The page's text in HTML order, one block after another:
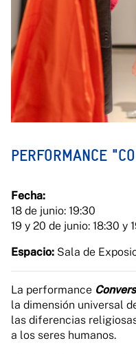
PERFORMANCE
Fecha:
18 de junio: 19:30
19 y 20 de junio: 18:30 y
Espacio: Sala de
La performance
la dimensión universal
las diferencias
a los seres humanos.